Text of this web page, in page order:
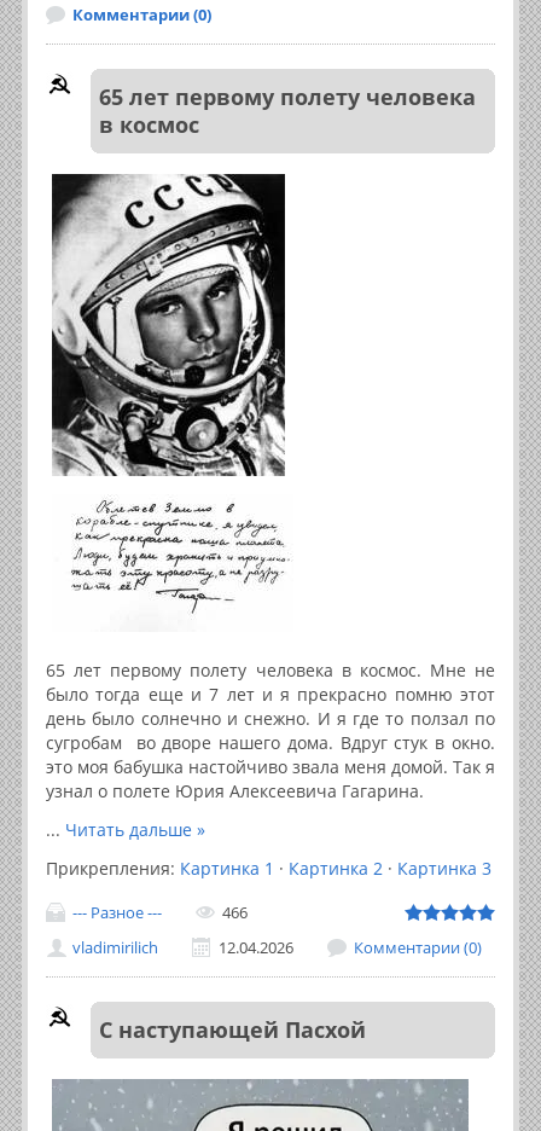
Комментарии (0)
65 лет первому полету человека
в космос
65 лет первому полету человека в космос. Мне не
было тогда еще и 7 лет и я прекрасно помню этот
день было солнечно и снежно. И я где то ползал по
сугробам во дворе нашего дома. Вдруг стук в окно.
это моя бабушка настойчиво звала меня домой. Так я
узнал о полете Юрия Алексеевича Гагарина.
... Читать дальше »
Прикрепления: Картинка 1 · Картинка 2 · Картинка 3
--- Разное ---
466
vladimirilich
12.04.2026 Комментарии (0)
С наступающей Пасхой